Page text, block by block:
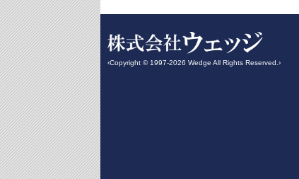
‹Copyright © 1997-2026 Wedge All Rights Reserved.›